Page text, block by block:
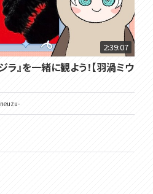
2:39:07
ラ』を一緒に観よう！【羽渦ミウ